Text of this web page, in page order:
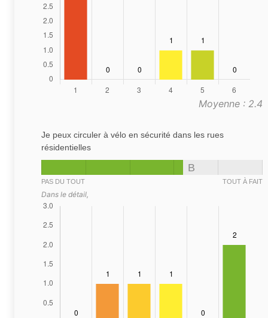
Moyenne : 2.4
Je peux circuler à vélo en sécurité dans les rues
résidentielles
B
PAS DU TOUT TOUT À FAIT
Dans le détail,